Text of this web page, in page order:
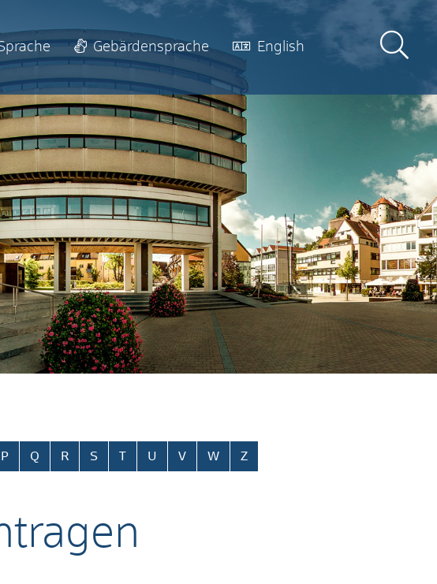
Gebärdensprache English
P Q R S T U V W Z